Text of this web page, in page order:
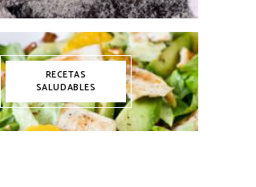
RECETAS
SALUDABLES